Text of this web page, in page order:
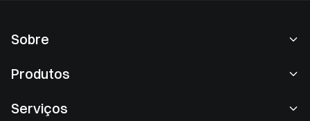
Sobre
Redação
Produtos
Serviços